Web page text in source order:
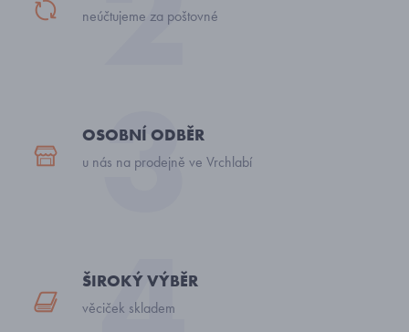
neúčtujeme za poštovné
OSOBNÍ ODBĚR
u nás na prodejně ve Vrchlabí
ŠIROKÝ VÝBĚR
věciček skladem